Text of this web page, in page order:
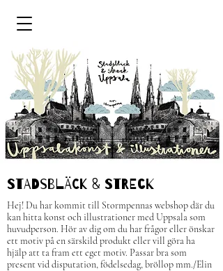
STADSBLÄCK & STRECk
Hej! Du har kommit till Stormpennas webshop där du
kan hitta konst och illustrationer med Uppsala som
huvudperson. Hör av dig om du har frågor eller önskar
ett motiv på en särskild produkt eller vill göra ha
hjälp att ta fram ett eget motiv. Passar bra som
present vid disputation, födelsedag, bröllop mm./Elin